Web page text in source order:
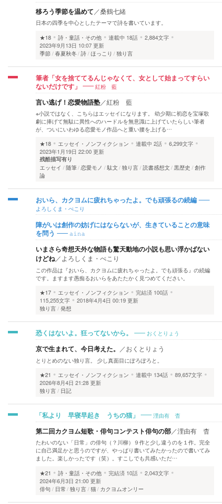
移ろう季節を温めて ／桑鶴七緒
日本の四季を中心としたテーマで詩を書いています。
★18
詩・童話・その他 連載中 18話
2,884文字
2023年9月13日 10:07 更新
季節 春夏秋冬 詩 ほっこり 独り言
筆者「女を捨ててるんじゃなくて、女として始まってすらい
ないだけです」
紅粉 藍
言い逃げ！恋愛物語塾／紅粉 藍
※小説ではなく、こちらはエッセイになります。 幼少期に初恋を宝塚歌
劇に捧げて無駄に異性へのハードルを無意識に上げていたらしい筆者
が、ついにいわゆる恋愛モノ作品へと重い腰を上げる…
★18
エッセイ・ノンフィクション 連載中 2話
6,299文字
2023年1月19日 22:00 更新
残酷描写有り
エッセイ 随筆 恋愛モノ 駄文 独り言 読書感想文 黒歴史
創作
論
おいら、カクヨムに疲れちゃったよ。でも頑張るの続編
よろしくま・ぺこり
障がいは創作の妨げにはならないが、生きていることの意味
を問う
𝚊𝚒𝚗𝚊
いまさら奇想天外な物語も驚天動地の小説も思い浮かばない
けどね／よろしくま・ぺこり
この作品は『おいら、カクヨムに疲れちゃったよ。でも頑張る』の続編
です。ますます愚痴るおいらをあたたかく見つめてください。
★17
エッセイ・ノンフィクション 完結済 100話
115,255文字
2018年4月4日 00:19 更新
独り言 発想
恐くはないよ。狂ってないから。 おくとりょう
京で生まれて、今日考えた。 ／おくとりょう
とりとめのない独り言。 少し真面目にぽろぽろと。
★21
エッセイ・ノンフィクション 連載中 134話
89,657文字
2026年8月4日 21:28 更新
独り言
日記
「私より 早寝早起き うちの猫」 浬由有 杳
第二回カクヨム短歌・俳句コンテスト俳句の部／浬由有 杳
たわいのない「日常」の俳句（？川柳）９作と少し違うのを１作。完全
に自己満足かと思うのですが、やっぱり書いてみたかったので書いてみ
ました。楽しかったです（笑）。すこしでも共感いただ…
★21
詩・童話・その他 完結済 10話
2,043文字
2024年6月3日 21:00 更新
俳句
日常 独り言 猫 カクヨムオンリー